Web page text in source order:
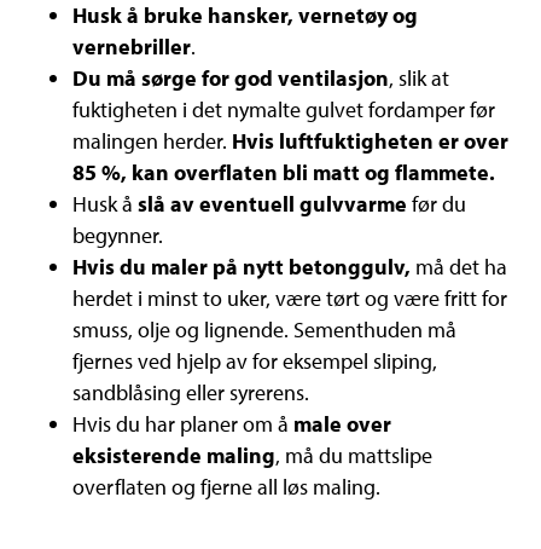
Husk å bruke hansker, vernetøy og
vernebriller.
Du må sørge for god ventilasjon, slik at
fuktigheten i det nymalte gulvet fordamper før
malingen herder. Hvis luftfuktigheten er over
85 %, kan overflaten bli matt og flammete.
Husk å slå av eventuell gulvvarme før du
begynner.
Hvis du maler på nytt betonggulv, må det ha
herdet i minst to uker, være tørt og være fritt for
smuss, olje og lignende. Sementhuden må
fjernes ved hjelp av for eksempel sliping,
sandblåsing eller syrerens.
Hvis du har planer om å male over
eksisterende maling, må du mattslipe
overflaten og fjerne all løs maling.